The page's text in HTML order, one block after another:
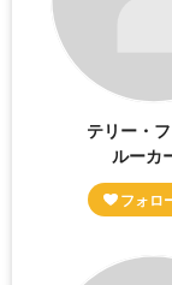
テリー・
ルーカ